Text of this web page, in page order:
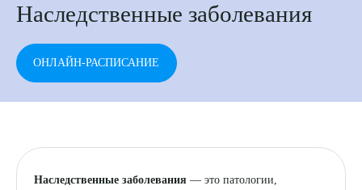
О компании
Новости
Статьи
Врачам
Правовая информация
Врачи
Лабораторная диагностика
Инструментальная диагностика
Подготовка к анализам
Акции
Наследственные заболевания
ОНЛАЙН-РАСПИСАНИЕ
Наследственные заболевания — это патологии,